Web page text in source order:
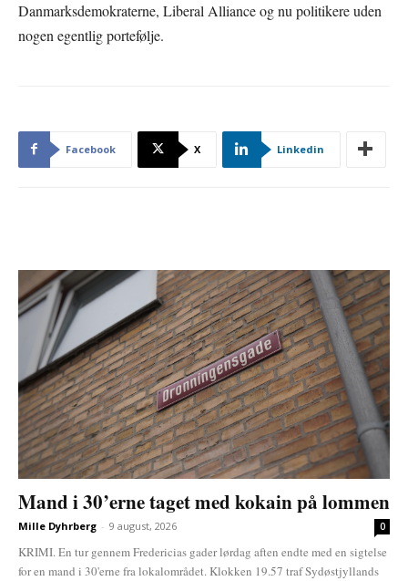
Danmarksdemokraterne, Liberal Alliance og nu politikere uden
nogen egentlig portefølje.
Facebook X Linkedin
Mand i 30’erne taget med kokain på lommen
Mille Dyhrberg - 9 august, 2026 0
KRIMI. En tur gennem Fredericias gader lørdag aften endte med en sigtelse
for en mand i 30'erne fra lokalområdet. Klokken 19.57 traf Sydøstjyllands